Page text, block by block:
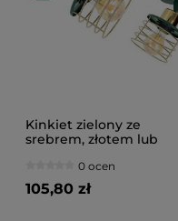
Kinkiet zielony ze
srebrem, złotem lub
przegubie0 ocen
105,80 zł